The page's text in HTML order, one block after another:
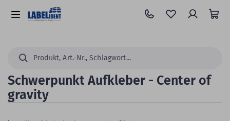
Hauptinhalt
springen
Alle
Suchen...
Schwerpunkt Aufkleber - Center of
gravity